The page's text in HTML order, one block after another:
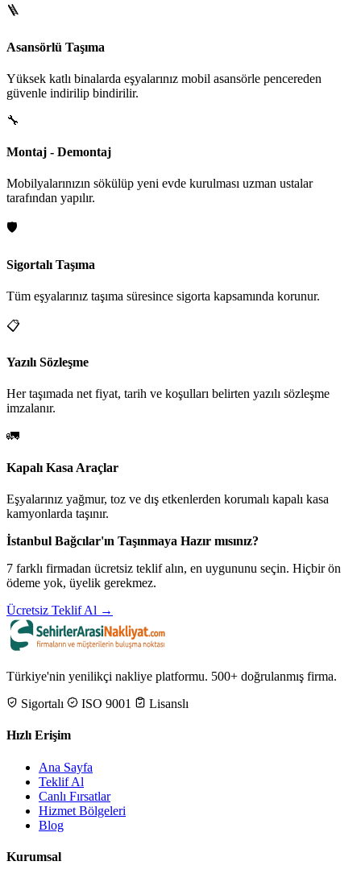
🪜
Asansörlü Taşıma
Yüksek katlı binalarda eşyalarınız mobil asansörle pencereden
güvenle indirilip bindirilir.
🔧
Montaj - Demontaj
Mobilyalarınızın sökülüp yeni evde kurulması uzman ustalar
tarafından yapılır.
🛡️
Sigortalı Taşıma
Tüm eşyalarınız taşıma süresince sigorta kapsamında korunur.
📋
Yazılı Sözleşme
Her taşımada net fiyat, tarih ve koşulları belirten yazılı sözleşme
imzalanır.
🚛
Kapalı Kasa Araçlar
Eşyalarınız yağmur, toz ve dış etkenlerden korumalı kapalı kasa
kamyonlarda taşınır.
İstanbul Bağcılar'ın Taşınmaya Hazır mısınız?
7 farklı firmadan ücretsiz teklif alın, en uygununu seçin. Hiçbir ön
ödeme yok, üyelik gerekmez.
Ücretsiz Teklif Al →
Türkiye'nin yenilikçi nakliye platformu. 500+ doğrulanmış firma.
Sigortalı
ISO 9001 Lisanslı
Hızlı Erişim
Ana Sayfa
Teklif Al
Canlı Fırsatlar
Hizmet Bölgeleri
Blog
Kurumsal